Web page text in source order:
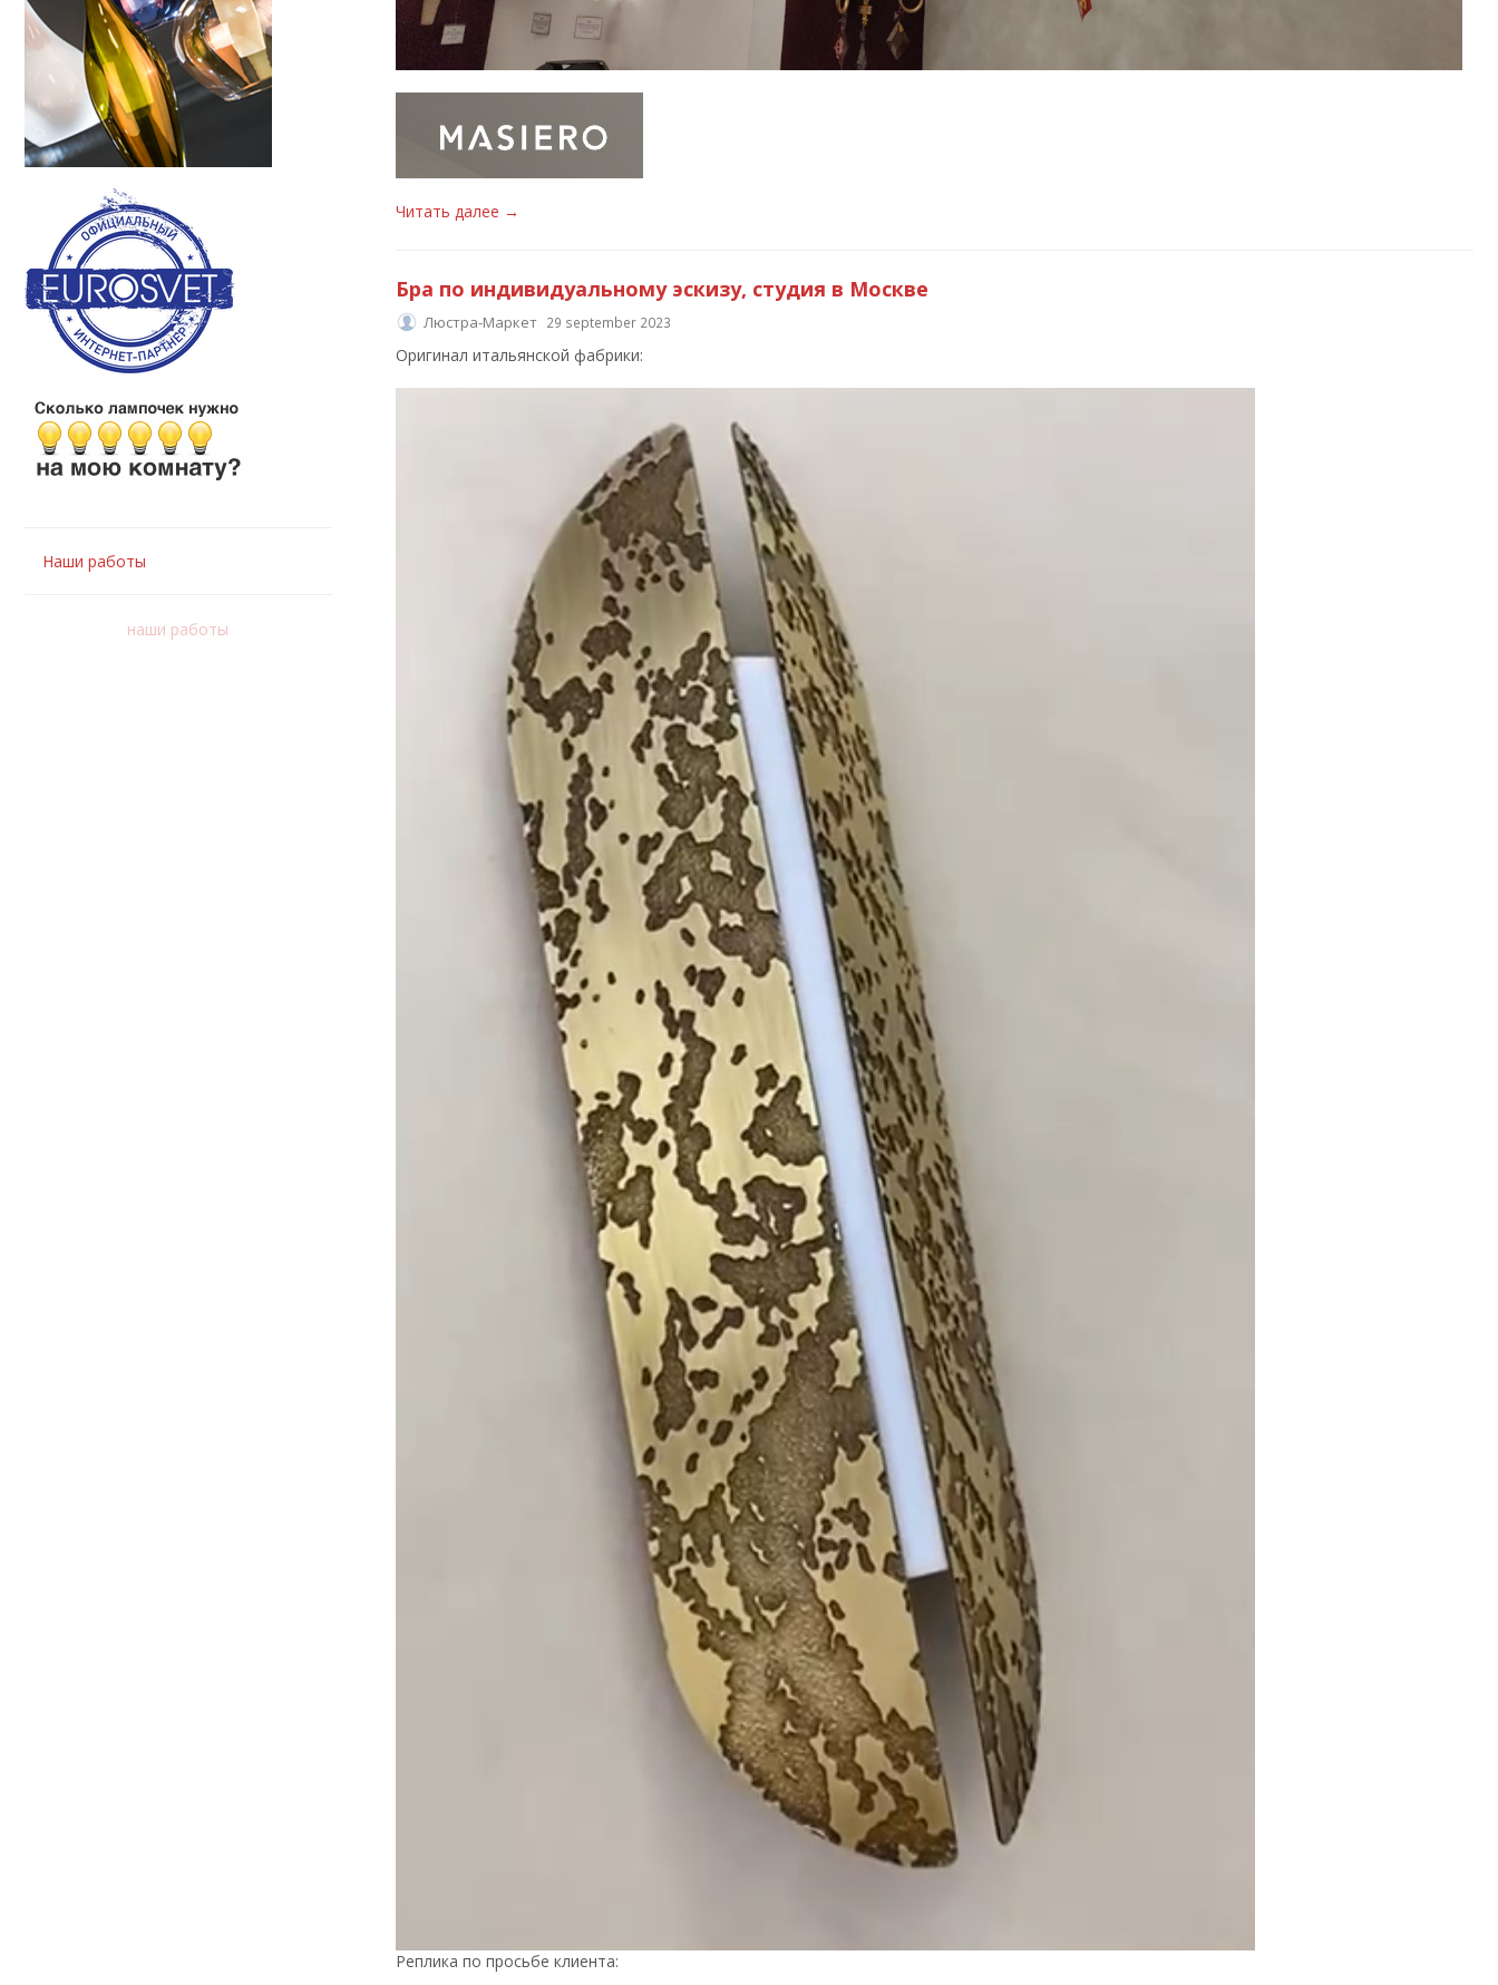
Читать далее →
Бра по индивидуальному эскизу, студия в Москве
Люстра-Маркет 29 september 2023
Оригинал итальянской фабрики:
Реплика по просьбе клиента:
Наши работы
наши работы